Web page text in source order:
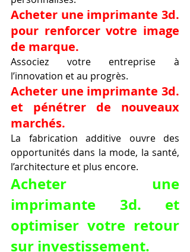
Acheter une imprimante 3d.
pour renforcer votre image
de marque.
Associez votre entreprise à
l’innovation et au progrès.
Acheter une imprimante 3d.
et pénétrer de nouveaux
marchés.
La fabrication additive ouvre des
opportunités dans la mode, la santé,
l’architecture et plus encore.
Acheter une
imprimante 3d. et
optimiser votre retour
sur investissement.